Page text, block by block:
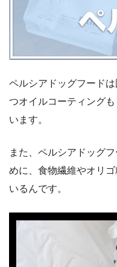
ペルシアドッグフード
つオイルコーティング
います。
また、ペルシアドッグ
めに、食物繊維やオリ
いるんです。